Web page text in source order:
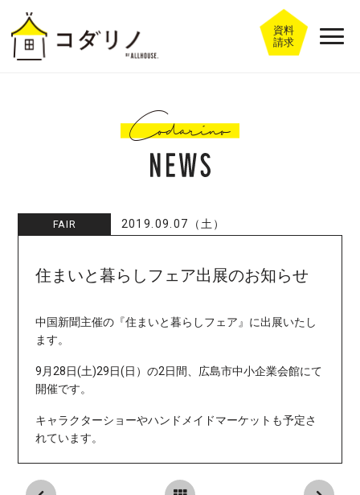
資料
請求
FAIR 2019.09.07（土）
住まいと暮らしフェア出展のお知らせ
中国新聞主催の『住まいと暮らしフェア』に出展いたし
ます。
9月28日(土)29日(日）の2日間、広島市中小企業会館にて
開催です。
キャラクターショーやハンドメイドマーケットも予定さ
れています。